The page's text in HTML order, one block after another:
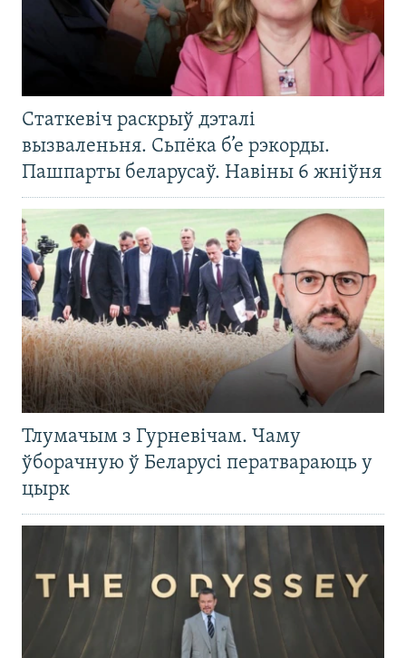
Статкевіч раскрыў дэталі
вызваленьня. Сьпёка б’е рэкорды.
Пашпарты беларусаў. Навіны 6 жніўня
Тлумачым з Гурневічам. Чаму
ўборачную ў Беларусі ператвараюць у
цырк